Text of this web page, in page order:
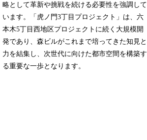
略として革新や挑戦を続ける必要性を強調して
います。「虎ノ門3丁目プロジェクト」は、六
本木5丁目西地区プロジェクトに続く大規模開
発であり、森ビルがこれまで培ってきた知見と
力を結集し、次世代に向けた都市空間を構築す
る重要な一歩となります。